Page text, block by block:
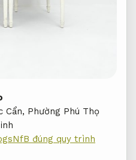
Phường Phú Thọ
đúng quy trình